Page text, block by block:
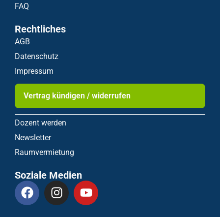
FAQ
Rechtliches
AGB
Datenschutz
Impressum
Vertrag kündigen / widerrufen
Dozent werden
Newsletter
Raumvermietung
Soziale Medien